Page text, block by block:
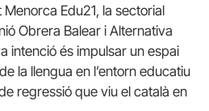
Edu21, la sectorial
Obrera Balear i Alternativa
intenció és impulsar un espai
la llengua en l’entorn educatiu
regressió que viu el català en